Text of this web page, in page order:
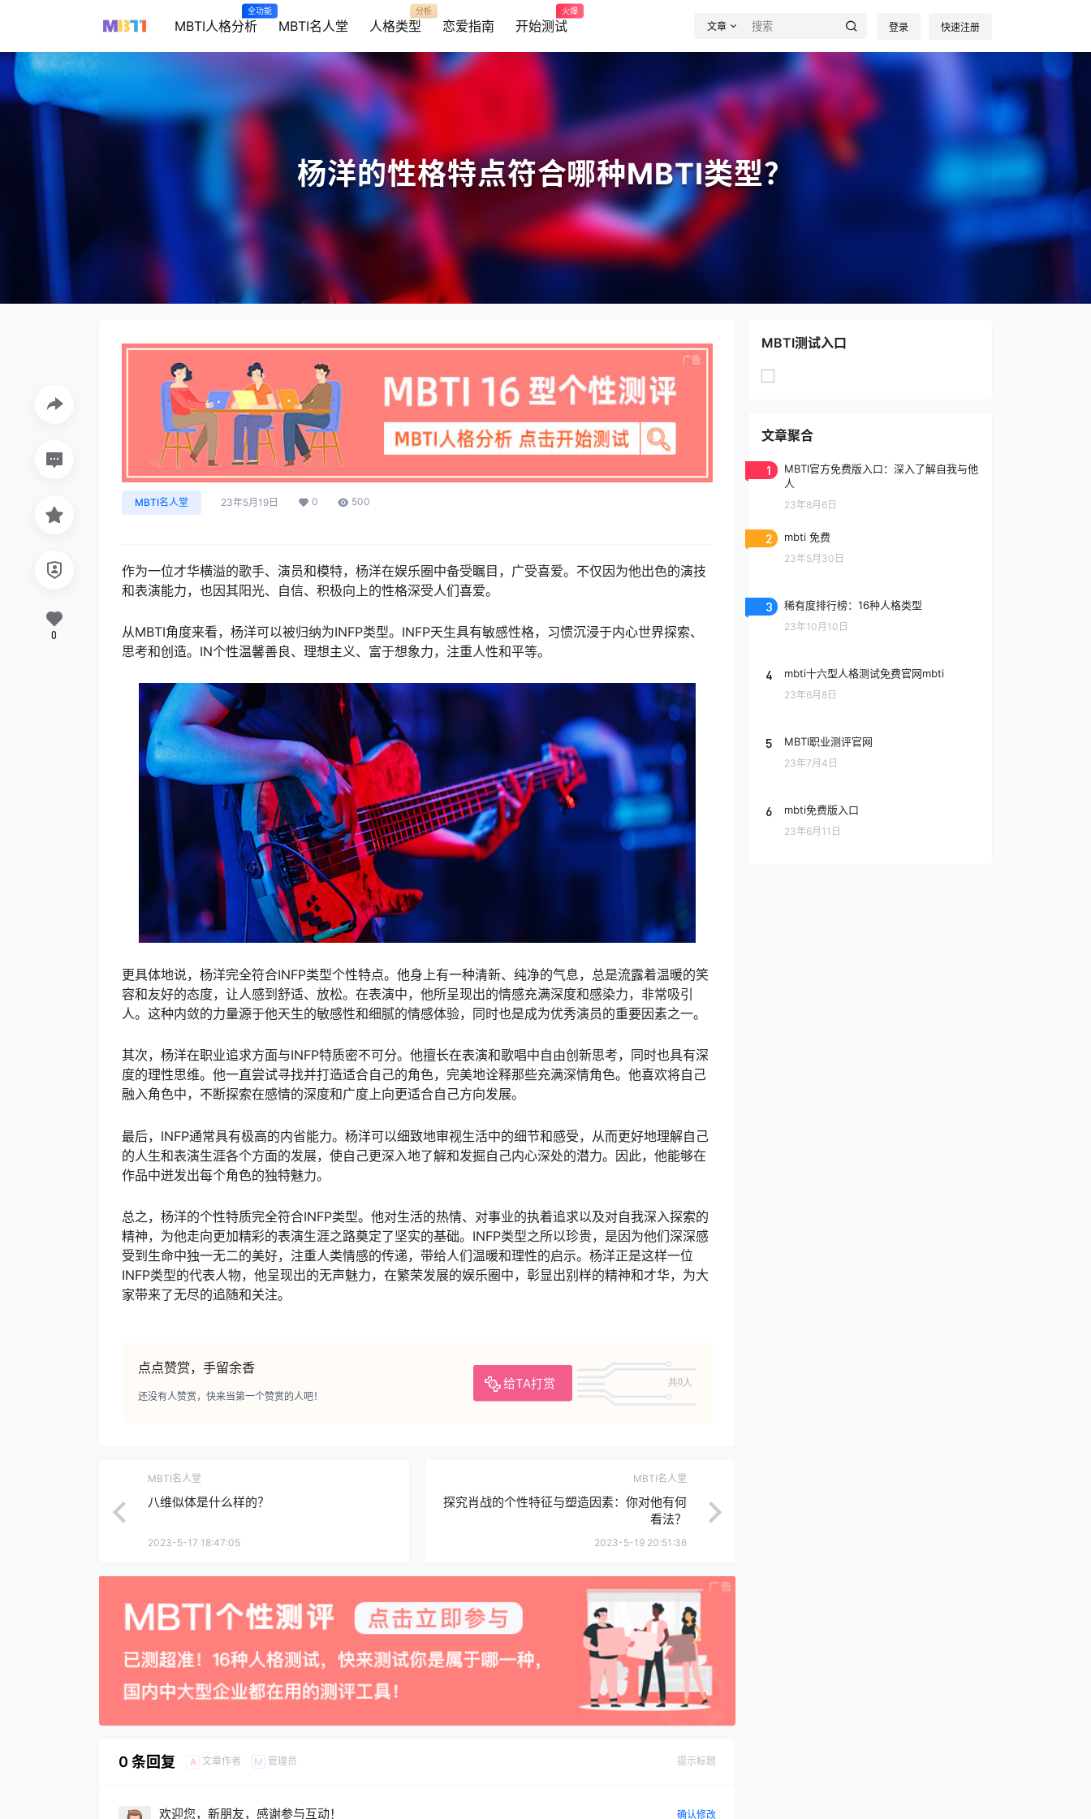
MBTI人格分析
全功能
MBTI名人堂 人格类型
分析
恋爱指南 开始测试
火爆
文章 登录 快速注册
杨洋的性格特点符合哪种MBTI类型？
MBTI名人堂 23年5月19日 0 500
作为一位才华横溢的歌手、演员和模特，杨洋在娱乐圈中备受瞩目，广受喜爱。不仅因为他出色的演技
和表演能力，也因其阳光、自信、积极向上的性格深受人们喜爱。
从MBTI角度来看，杨洋可以被归纳为INFP类型。INFP天生具有敏感性格，习惯沉浸于内心世界探索、
思考和创造。IN个性温馨善良、理想主义、富于想象力，注重人性和平等。
更具体地说，杨洋完全符合INFP类型个性特点。他身上有一种清新、纯净的气息，总是流露着温暖的笑
容和友好的态度，让人感到舒适、放松。在表演中，他所呈现出的情感充满深度和感染力，非常吸引
人。这种内敛的力量源于他天生的敏感性和细腻的情感体验，同时也是成为优秀演员的重要因素之一。
其次，杨洋在职业追求方面与INFP特质密不可分。他擅长在表演和歌唱中自由创新思考，同时也具有深
度的理性思维。他一直尝试寻找并打造适合自己的角色，完美地诠释那些充满深情角色。他喜欢将自己
融入角色中，不断探索在感情的深度和广度上向更适合自己方向发展。
最后，INFP通常具有极高的内省能力。杨洋可以细致地审视生活中的细节和感受，从而更好地理解自己
的人生和表演生涯各个方面的发展，使自己更深入地了解和发掘自己内心深处的潜力。因此，他能够在
作品中迸发出每个角色的独特魅力。
总之，杨洋的个性特质完全符合INFP类型。他对生活的热情、对事业的执着追求以及对自我深入探索的
精神，为他走向更加精彩的表演生涯之路奠定了坚实的基础。INFP类型之所以珍贵，是因为他们深深感
受到生命中独一无二的美好，注重人类情感的传递，带给人们温暖和理性的启示。杨洋正是这样一位
INFP类型的代表人物，他呈现出的无声魅力，在繁荣发展的娱乐圈中，彰显出别样的精神和才华，为大
家带来了无尽的追随和关注。
点点赞赏，手留余香
给TA打赏 共0人
还没有人赞赏，快来当第一个赞赏的人吧！
0
MBTI名人堂
八维似体是什么样的？
2023-5-17 18:47:05
MBTI名人堂
探究肖战的个性特征与塑造因素：你对他有何
看法？
2023-5-19 20:51:36
0 条回复 A 文章作者 M 管理员 提示标题
欢迎您，新朋友，感谢参与互动！ 确认修改
MBTI测试入口
文章聚合
1
MBTI官方免费版入口：深入了解自我与他
人
23年8月6日
2 mbti 免费
23年5月30日
3 稀有度排行榜：16种人格类型
23年10月10日
4 mbti十六型人格测试免费官网mbti
23年6月8日
5 MBTI职业测评官网
23年7月4日
6 mbti免费版入口
23年6月11日